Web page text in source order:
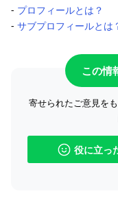
- プロフィールとは？
- サブプロフィールとは
この情
寄せられたご意見を
役に立っ